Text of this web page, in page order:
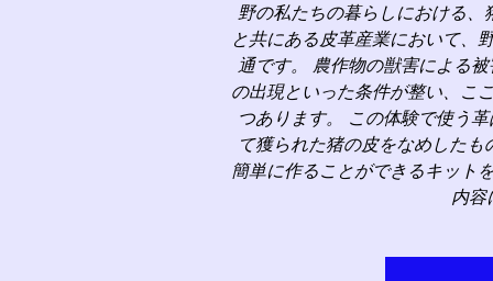
野の私たちの暮らしにおける
と共にある皮革産業において、
通です。 農作物の獣害による
の出現といった条件が整い、こ
つあります。 この体験で使う
て獲られた猪の皮をなめした
簡単に作ることができるキット
内容